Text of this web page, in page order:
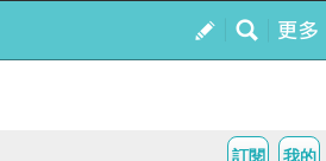
我的
訂閱